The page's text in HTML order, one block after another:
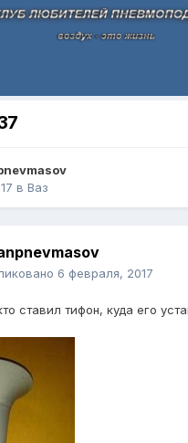
в Ваз
6 февраля, 2017
ставил тифон, куда его